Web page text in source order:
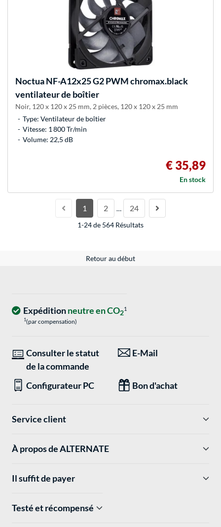
NoctuaNF-A12x25 G2 PWM chromax.black
ventilateur de boîtier
Noir, 120 x 120 x 25 mm, 2 pièces, 120 x 120 x 25 mm
Type: Ventilateur de boîtier
Vitesse: 1 800 Tr/min
Volume: 22,5 dB
€ 35,89
En stock
1 2 … 24
1-24 de 564 Résultats
Retour au début
Expéditionneutre en CO21
1(par compensation)
Consulter le statut
de la commande
E-Mail
Configurateur PC Bon d'achat
Service client
À propos de ALTERNATE
Il suffit de payer
Testé et récompensé